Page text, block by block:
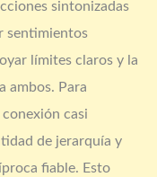
sintonizadas
sentimientos
límites claros y la
ambos. Para
casi
de jerarquía y
fiable. Esto